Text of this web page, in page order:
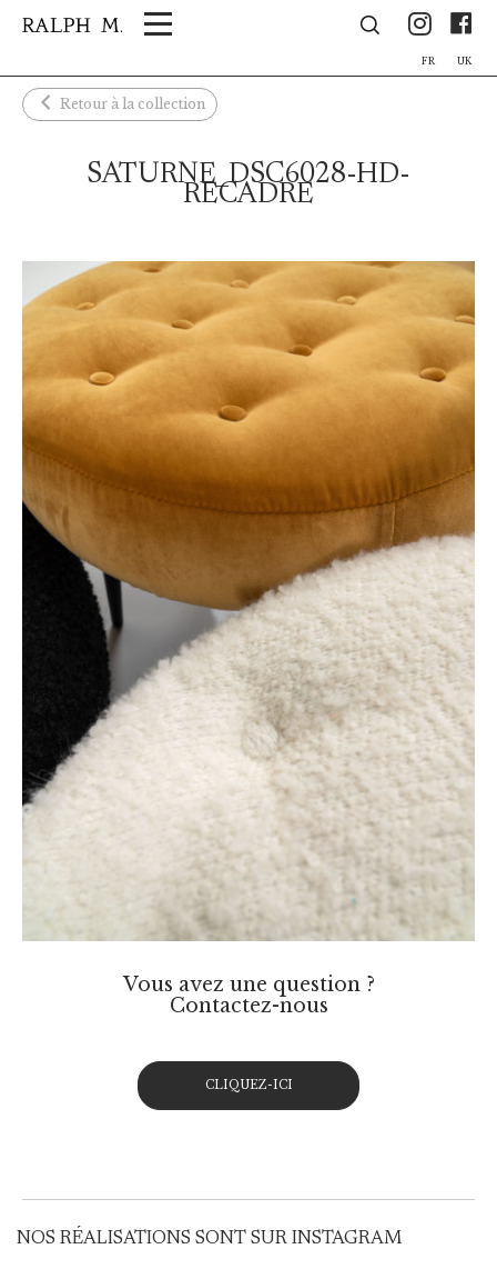
FR UK
SATURNE_DSC6028-HD-
RECADRE
Retour à la collection
Vous avez une question ?
Contactez-nous
CLIQUEZ-ICI
NOS RÉALISATIONS SONT SUR INSTAGRAM
Panneau de gestion des cookies